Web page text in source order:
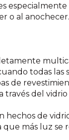
o al anochecer.
todas las
de
través del vidrio
hechos de
más luz se